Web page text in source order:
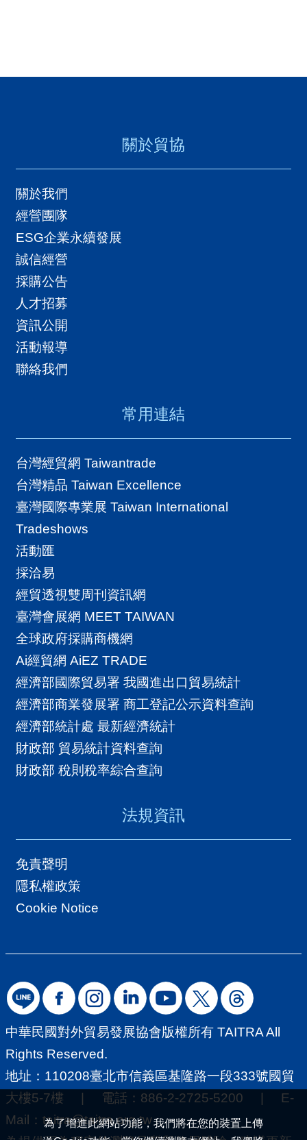
為了增進此網站功能，我們將在您的裝置上傳
關於貿協
關於我們
經營團隊
ESG企業永續發展
誠信經營
採購公告
人才招募
資訊公開
活動報導
聯絡我們
常用連結
台灣經貿網 Taiwantrade
台灣精品 Taiwan Excellence
臺灣國際專業展 Taiwan International
Tradeshows
活動匯
採洽易
經貿透視雙周刊資訊網
臺灣會展網 MEET TAIWAN
全球政府採購商機網
Ai經貿網 AiEZ TRADE
經濟部國際貿易署 我國進出口貿易統計
經濟部商業發展署 商工登記公示資料查詢
經濟部統計處 最新經濟統計
財政部 貿易統計資料查詢
財政部 稅則稅率綜合查詢
法規資訊
免責聲明
隱私權政策
Cookie Notice
中華民國對外貿易發展協會版權所有 TAITRA All
Rights Reserved.
地址：110208臺北市信義區基隆路一段333號國貿
大樓5-7樓 | 電話：886-2-2725-5200 | E-
Mail： taitra@taitra.org.tw